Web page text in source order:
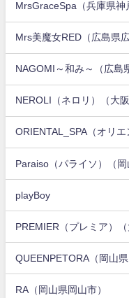
MrsGraceSpa（兵庫県神
Mrs美魔女RED（広島県広
NAGOMI～和み～（広島
NEROLI（ネロリ）（大阪
ORIENTAL_SPA（オリ
Paraiso（パライソ）（岡
playBoy
PREMIER（プレミア）（
QUEENPETORA（岡山県
RA（岡山県岡山市）